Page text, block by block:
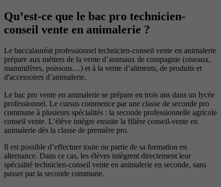
Qu’est-ce que le bac pro technicien-
conseil vente en animalerie ?
Le baccalauréat professionnel technicien-conseil vente en animalerie
prépare aux métiers de la vente d’animaux de compagnie (oiseaux,
mammifères, poissons…) et à la vente d’aliments, de produits et
d'accessoires d’animalerie.
Le bac pro vente en animalerie se prépare en trois ans dans un lycée
professionnel. Le cursus commence par une classe de seconde pro
commune à plusieurs spécialités : la seconde professionnelle agricole
conseil vente. L’élève intègre ensuite la filière conseil-vente en
animalerie dès la classe de première pro.
Il est possible d’effectuer toute ou partie de sa formation en
alternance. Dans ce cas, les élèves intègrent directement leur
spécialité technicien-conseil vente en animalerie en seconde, sans
passer par la seconde commune.